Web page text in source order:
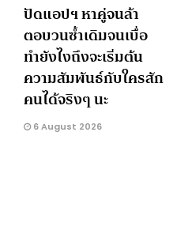
ปัดแอปฯ หาคู่จนล้า
ตอบวนซ้ำเดิมจนเบื่อ
ทำยังไงถึงจะเริ่มต้น
ความสัมพันธ์กับใครสัก
คนได้จริงๆ นะ
6 August 2026